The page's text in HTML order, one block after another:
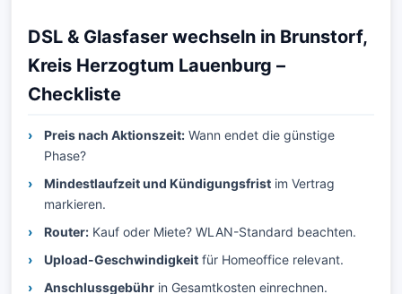
DSL & Glasfaser wechseln in Brunstorf,
Kreis Herzogtum Lauenburg –
Checkliste
Preis nach Aktionszeit: Wann endet die günstige
Phase?
Mindestlaufzeit und Kündigungsfrist im Vertrag
markieren.
Router: Kauf oder Miete? WLAN-Standard beachten.
Upload-Geschwindigkeit für Homeoffice relevant.
Anschlussgebühr in Gesamtkosten einrechnen.